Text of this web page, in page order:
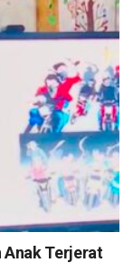
Anak Terjerat